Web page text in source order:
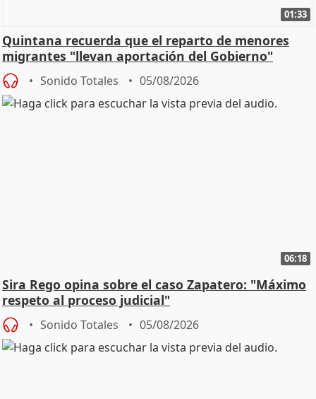
01:33
Quintana recuerda que el reparto de menores
migrantes "llevan aportación del Gobierno"
central
Sonido Totales 05/08/2026
06:18
Sira Rego opina sobre el caso Zapatero: "Máximo
respeto al proceso judicial"
Sonido Totales 05/08/2026